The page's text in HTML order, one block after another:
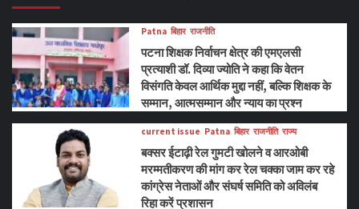
Patna बिहार राजनीति
पटना शिक्षक निर्वाचन क्षेत्र की एमएलसी
प्रत्याशी डॉ. दिव्या ज्योति ने कहा कि वेतन
विसंगति केवल आर्थिक मुद्दा नहीं, बल्कि शिक्षक के
सम्मान, आत्मसम्मान और न्याय का प्रश्न
current issue Patna बिहार राजनीति राज्य
बक्सर ईटाढ़ी रेल गुमटी खोलने व आरओबी
मरम्मतीकरण की मांग कर रेल चक्का जाम कर रहे
कांग्रेस नेताओं और संघर्ष समिति को अविलंब
रिहा करें प्रशासन